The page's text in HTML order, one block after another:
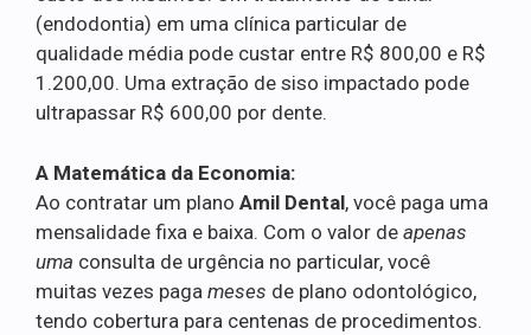
(endodontia) em uma clínica particular de
qualidade média pode custar entre R$ 800,00 e R$
1.200,00. Uma extração de siso impactado pode
ultrapassar R$ 600,00 por dente.
A Matemática da Economia:
Ao contratar um plano Amil Dental, você paga uma
mensalidade fixa e baixa. Com o valor de apenas
uma consulta de urgência no particular, você
muitas vezes paga meses de plano odontológico,
tendo cobertura para centenas de procedimentos.